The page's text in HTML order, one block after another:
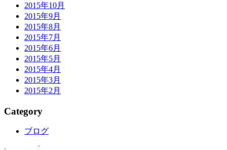
2015年10月
2015年9月
2015年8月
2015年7月
2015年6月
2015年5月
2015年4月
2015年3月
2015年2月
Category
ブログ